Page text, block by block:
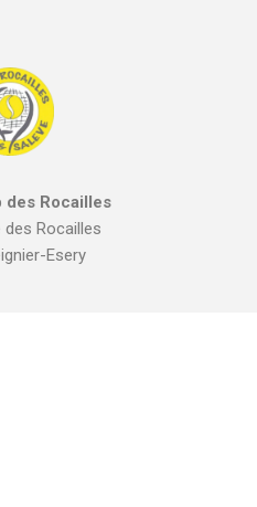
des Rocailles
des Rocailles
Esery